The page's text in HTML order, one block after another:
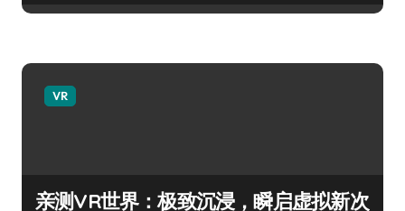
VR
亲测VR世界：极致沉浸，瞬启虚拟新次